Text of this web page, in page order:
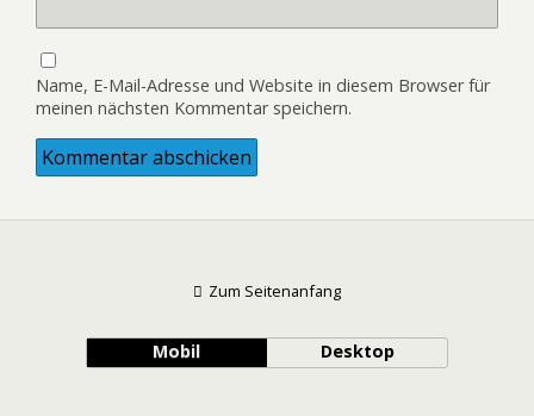
Name, E-Mail-Adresse und Website in diesem Browser für
meinen nächsten Kommentar speichern.
Zum Seitenanfang
Mobil Desktop